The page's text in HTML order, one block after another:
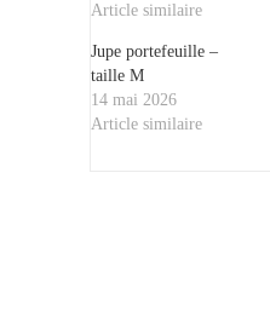
Article similaire
Jupe portefeuille –
taille M
14 mai 2026
Article similaire